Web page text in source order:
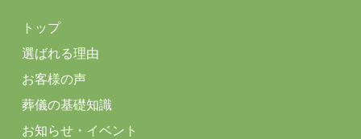
トップ
選ばれる理由
お客様の声
葬儀の基礎知識
お知らせ・イベント